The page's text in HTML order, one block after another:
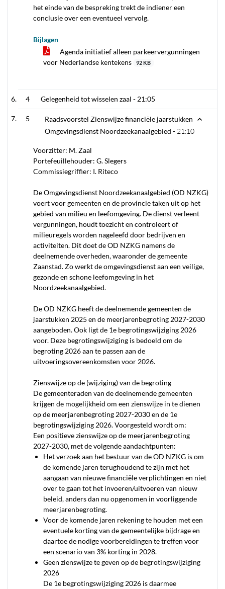
het einde van de bespreking trekt de indiener een
conclusie over een eventueel vervolg.
Bijlagen
Agenda initiatief alleen parkeervergunningen
voor Nederlandse kentekens
92 KB
4 Gelegenheid tot wisselen zaal - 21:05
5
Raadsvoorstel Zienswijze financiële jaarstukken
Omgevingsdienst Noordzeekanaalgebied - 21:10
Voorzitter: M. Zaal
Portefeuillehouder: G. Slegers
Commissiegriffier: I. Riteco
De Omgevingsdienst Noordzeekanaalgebied (OD NZKG)
voert voor gemeenten en de provincie taken uit op het
gebied van milieu en leefomgeving. De dienst verleent
vergunningen, houdt toezicht en controleert of
milieuregels worden nageleefd door bedrijven en
activiteiten. Dit doet de OD NZKG namens de
deelnemende overheden, waaronder de gemeente
Zaanstad. Zo werkt de omgevingsdienst aan een veilige,
gezonde en schone leefomgeving in het
Noordzeekanaalgebied.
De OD NZKG heeft de deelnemende gemeenten de
jaarstukken 2025 en de meerjarenbegroting 2027-2030
aangeboden. Ook ligt de 1e begrotingswijziging 2026
voor. Deze begrotingswijziging is bedoeld om de
begroting 2026 aan te passen aan de
uitvoeringsovereenkomsten voor 2026.
Zienswijze op de (wijziging) van de begroting
De gemeenteraden van de deelnemende gemeenten
krijgen de mogelijkheid om een zienswijze in te dienen
op de meerjarenbegroting 2027-2030 en de 1e
begrotingswijziging 2026. Voorgesteld wordt om:
Een positieve zienswijze op de meerjarenbegroting
2027-2030, met de volgende aandachtpunten:
Het verzoek aan het bestuur van de OD NZKG is om
de komende jaren terughoudend te zijn met het
aangaan van nieuwe financiële verplichtingen en niet
over te gaan tot het invoeren/uitvoeren van nieuw
beleid, anders dan nu opgenomen in voorliggende
meerjarenbegroting.
Voor de komende jaren rekening te houden met een
eventuele korting van de gemeentelijke bijdrage en
daartoe de nodige voorbereidingen te treffen voor
een scenario van 3% korting in 2028.
Geen zienswijze te geven op de begrotingswijziging
2026
De 1e begrotingswijziging 2026 is daarmee